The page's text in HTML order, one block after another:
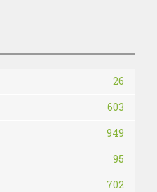
26
603
949
95
702